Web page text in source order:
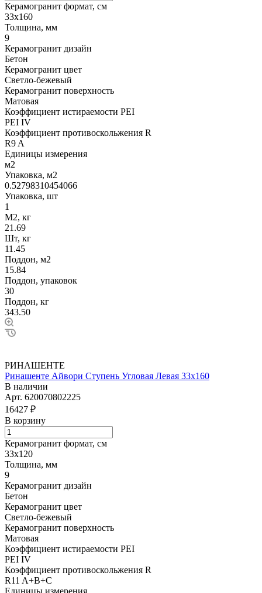
Керамогранит формат, см
33х160
Толщина, мм
9
Керамогранит дизайн
Бетон
Керамогранит цвет
Светло-бежевый
Керамогранит поверхность
Матовая
Коэффициент истираемости PEI
PEI IV
Коэффициент противоскольжения R
R9 A
Единицы измерения
м2
Упаковка, м2
0.52798310454066
Упаковка, шт
1
М2, кг
21.69
Шт, кг
11.45
Поддон, м2
15.84
Поддон, упаковок
30
Поддон, кг
343.50
РИНАШЕНТЕ
Ринашенте Айвори Ступень Угловая Левая 33х160
В наличии
Арт. 620070802225
16427 ₽
В корзину
Керамогранит формат, см
33х120
Толщина, мм
9
Керамогранит дизайн
Бетон
Керамогранит цвет
Светло-бежевый
Керамогранит поверхность
Матовая
Коэффициент истираемости PEI
PEI IV
Коэффициент противоскольжения R
R11 A+B+C
Единицы измерения